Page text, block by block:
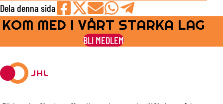
Dela denna sida
Share
on
Facebook
Share
on
Share
by
E-
Share
on
WhatsApp
Share
on
Telegram
KOM MED I VÅRT STARKA LAG
BLI MEDLEM